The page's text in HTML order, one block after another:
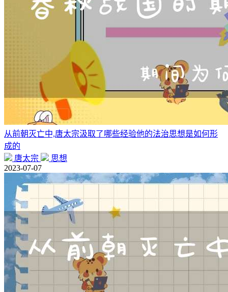
从前朝灭亡中,唐太宗汲取了哪些经验他的法治思想是如何形
成的
唐太宗
思想
2023-07-07